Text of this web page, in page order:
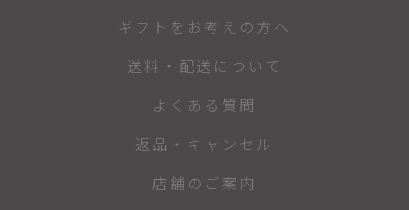
ギフトをお考えの方へ
送料・配送について
よくある質問
返品・キャンセル
店舗のご案内